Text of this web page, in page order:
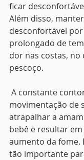
ficar
Além disso,
desconfortável
prolongado de
dor nas costas, no
pescoço.
movimentação de
atrapalhar a
bebê e resultar
aumento da fome.
tão importante